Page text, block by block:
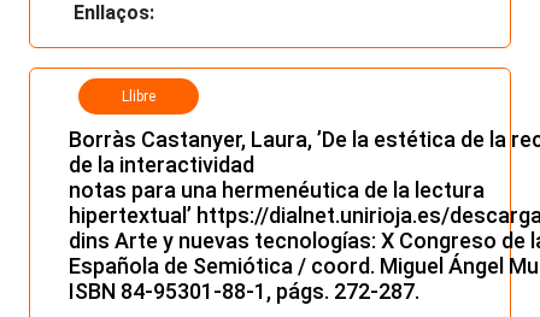
Enllaços:
Llibre
Borràs Castanyer, Laura, ’De la estética de la
de la interactividad
notas para una hermenéutica de la lectura
hipertextual’ https://dialnet.unirioja.es/
dins Arte y nuevas tecnologías: X Congreso de
Española de Semiótica / coord. Miguel Ángel
ISBN 84-95301-88-1, págs. 272-287.